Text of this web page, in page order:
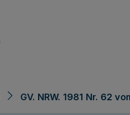
GV. NRW. 1981 Nr. 62